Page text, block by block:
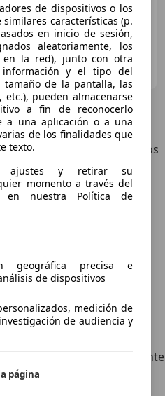
Mazda RX-8
sobre vehículos
su búsqueda?
búsqueda
similares
pero posiblemente
perfecta.
de dispositivos o los
características (p.
en inicio de sesión,
aleatoriamente, los
en la red), junto con otra
y el tipo del
tamaño de la pantalla, las
etc.), pueden almacenarse
a fin de reconocerlo
a una aplicación o a una
de los finalidades que
texto.
ajustes y retirar su
momento a través del
en nuestra Política de
geográfica precisa e
de dispositivos
medición de
de audiencia y
página